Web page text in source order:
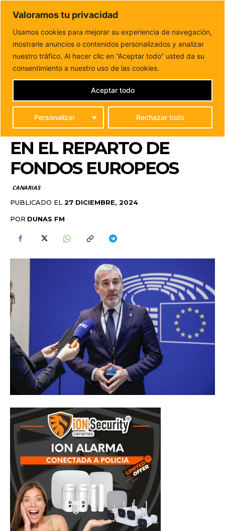
Valoramos tu privacidad
Usamos cookies para mejorar su experiencia de navegación,
mostrarle anuncios o contenidos personalizados y analizar
nuestro tráfico. Al hacer clic en “Aceptar todo” usted da su
consentimiento a nuestro uso de las cookies.
Personalizar Rechazar todo
Aceptar todo
DUNAS FM
Tu informacion de forma cercana
Inicio CANARIAS
Clavijo reclama al nuevo comisario de
Migraciones que priorice a Canarias en...
CLAVIJO RECLAMA AL
NUEVO COMISARIO DE
MIGRACIONES QUE
PRIORICE A CANARIAS
EN EL REPARTO DE
FONDOS EUROPEOS
CANARIAS
PUBLICADO EL 27 DICIEMBRE, 2024
POR DUNAS FM